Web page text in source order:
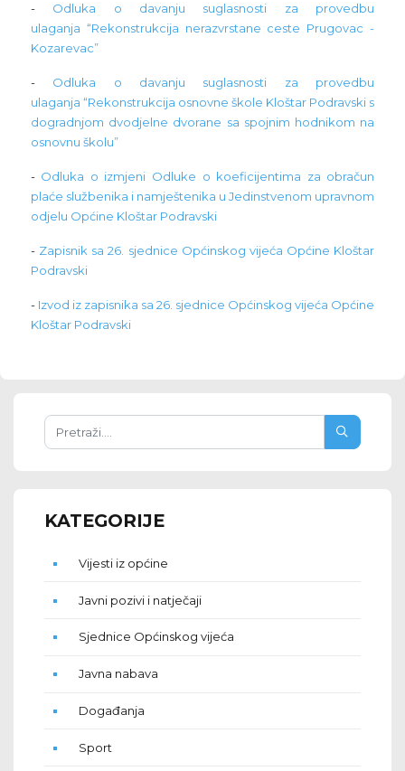
- Odluka o davanju suglasnosti za provedbu
ulaganja “Rekonstrukcija nerazvrstane ceste Prugovac -
Kozarevac”
- Odluka o davanju suglasnosti za provedbu
ulaganja “Rekonstrukcija osnovne škole Kloštar Podravski s
dogradnjom dvodjelne dvorane sa spojnim hodnikom na
osnovnu školu”
- Odluka o izmjeni Odluke o koeficijentima za obračun
plaće službenika i namještenika u Jedinstvenom upravnom
odjelu Općine Kloštar Podravski
- Zapisnik sa 26. sjednice Općinskog vijeća Općine Kloštar
Podravski
- Izvod iz zapisnika sa 26. sjednice Općinskog vijeća Općine
Kloštar Podravski
KATEGORIJE
Vijesti iz općine
Javni pozivi i natječaji
Sjednice Općinskog vijeća
Javna nabava
Događanja
Sport